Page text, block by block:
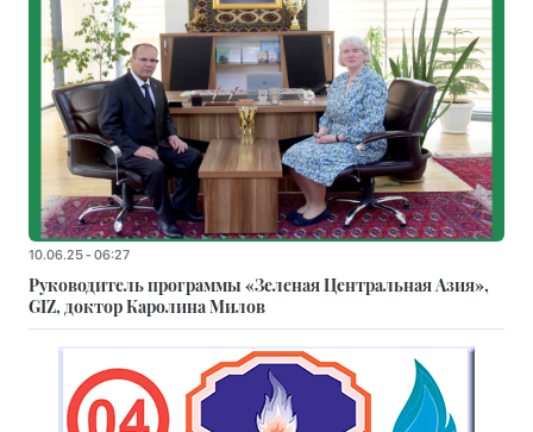
10.06.25 - 06:27
Руководитель программы «Зеленая Центральная Азия»,
GIZ, доктор Каролина Милов